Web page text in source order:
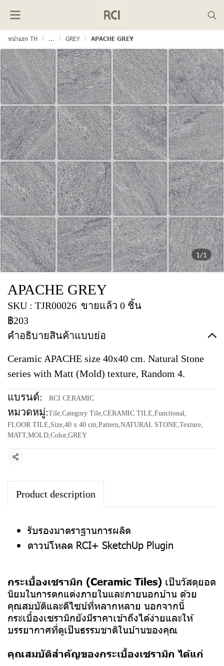
หน้าแรก TH ... GREY APACHE GREY
1/1
APACHE GREY
SKU : TJR00026 ขายแล้ว 0 ชิ้น
฿203
คำอธิบายสินค้าแบบย่อ
Ceramic APACHE size 40x40 cm. Natural Stone
series with Matt (Mold) texture, Random 4.
แบรนด์: RCI CERAMIC
หมวดหมู่:Tile,Category Tile,CERAMIC TILE,Functional,
FLOOR TILE,Size,40 x 40 cm,Pattern,NATURAL STONE,Texture,
MATT,MOLD,Color,GREY
แชร์
Product description
รับรองมาตราฐานการผลิต
ดาวน์โหลด RCI+ SketchUp Plugin
กระเบื้องเซรามิก (Ceramic Tiles) เป็นวัสดุยอด
นิยมในการตกแต่งภายในและภายนอกบ้าน ด้วย
คุณสมบัติและดีไซน์ที่หลากหลาย นอกจากนี้
กระเบื้องเซรามิกยังมีราคาเข้าถึงได้ง่ายและให้
บรรยากาศที่ดูเป็นธรรมชาติในบ้านของคุณ
คุณสมบัติสำคัญของกระเบื้องเซรามิก ได้แก่